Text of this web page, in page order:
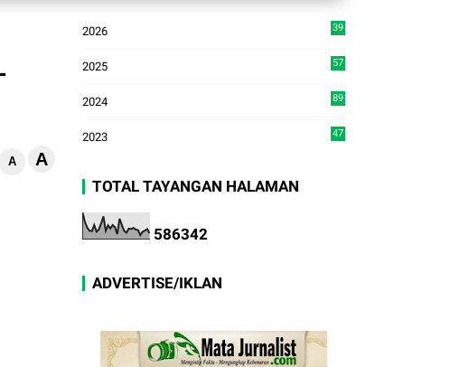
A A
2026
39
2025
57
2024
89
2023 47
TOTAL TAYANGAN HALAMAN
586342
ADVERTISE/IKLAN